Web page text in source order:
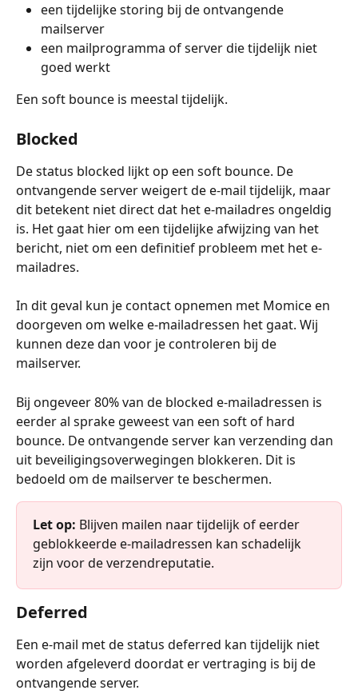
een tijdelijke storing bij de ontvangende
mailserver
een mailprogramma of server die tijdelijk niet
goed werkt
Een soft bounce is meestal tijdelijk.
Blocked
De status blocked lijkt op een soft bounce. De
ontvangende server weigert de e-mail tijdelijk, maar
dit betekent niet direct dat het e-mailadres ongeldig
is. Het gaat hier om een tijdelijke afwijzing van het
bericht, niet om een definitief probleem met het e-
mailadres.
In dit geval kun je contact opnemen met Momice en
doorgeven om welke e-mailadressen het gaat. Wij
kunnen deze dan voor je controleren bij de
mailserver.
Bij ongeveer 80% van de blocked e-mailadressen is
eerder al sprake geweest van een soft of hard
bounce. De ontvangende server kan verzending dan
uit beveiligingsoverwegingen blokkeren. Dit is
bedoeld om de mailserver te beschermen.
Let op: Blijven mailen naar tijdelijk of eerder
geblokkeerde e-mailadressen kan schadelijk
zijn voor de verzendreputatie.
Deferred
Een e-mail met de status deferred kan tijdelijk niet
worden afgeleverd doordat er vertraging is bij de
ontvangende server.